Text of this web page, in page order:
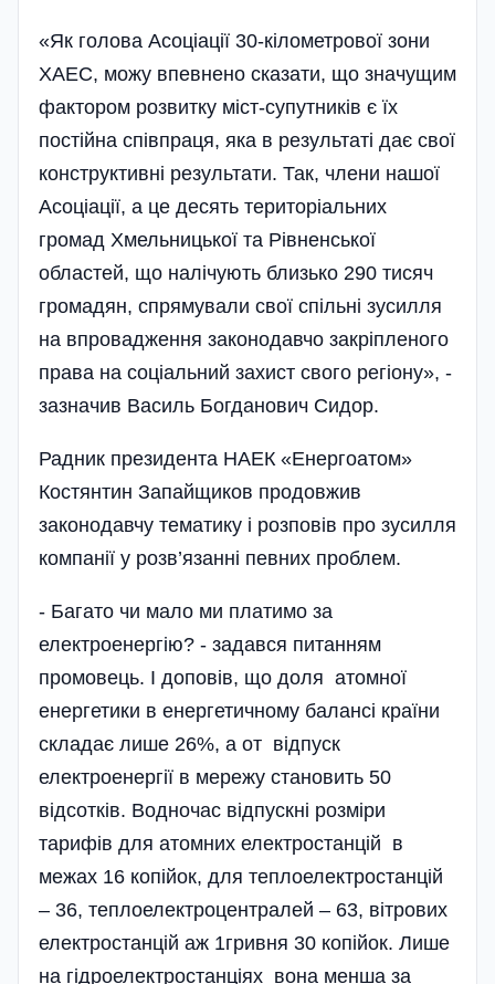
«Як голова Асоціації 30-кілометрової зони
ХАЕС, можу впевнено сказати, що значущим
фактором розвитку міст-супутників є їх
постійна співпраця, яка в результаті дає свої
конструктивні результати. Так, члени нашої
Асоціації, а це десять територіальних
громад Хмельницької та Рівненської
областей, що налічують близько 290 тисяч
громадян, спрямували свої спільні зусилля
на впровадження законодавчо закріпленого
права на соці­альний захист свого регіону», -
зазначив Василь Богданович Сидор.
Радник президента НАЕК «Енергоатом»
Костянтин Запайщиков продовжив
законодавчу тематику і розповів про зусилля
компанії у розв’язанні певних проблем.
- Багато чи мало ми платимо за
електроенергію? - задався питанням
промовець. І доповів, що доля атомної
енергетики в енергетичному балансі країни
складає лише 26%, а от відпуск
електроенергії в мережу становить 50
відсотків. Водночас відпускні розміри
тарифів для атомних електростанцій в
межах 16 копійок, для теплоелектростанцій
– 36, теплоелектроцентралей – 63, вітрових
електростанцій аж 1гривня 30 копійок. Лише
на гідроелектростанціях вона менша за